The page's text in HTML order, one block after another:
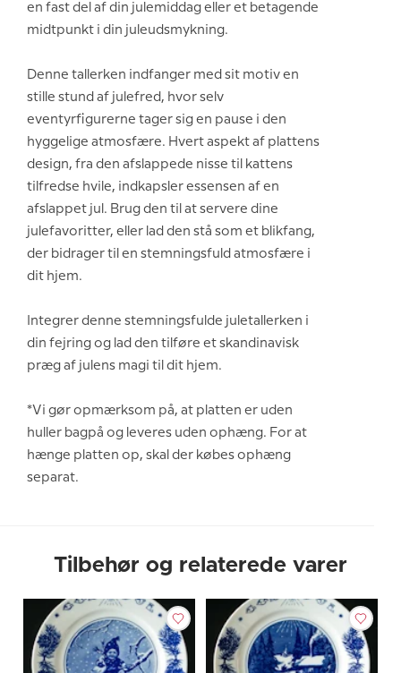
en fast del af din julemiddag eller et betagende
midtpunkt i din juleudsmykning.
Denne tallerken indfanger med sit motiv en
stille stund af julefred, hvor selv
eventyrfigurerne tager sig en pause i den
hyggelige atmosfære. Hvert aspekt af plattens
design, fra den afslappede nisse til kattens
tilfredse hvile, indkapsler essensen af en
afslappet jul. Brug den til at servere dine
julefavoritter, eller lad den stå som et blikfang,
der bidrager til en stemningsfuld atmosfære i
dit hjem.
Integrer denne stemningsfulde juletallerken i
din fejring og lad den tilføre et skandinavisk
præg af julens magi til dit hjem.
*Vi gør opmærksom på, at platten er uden
huller bagpå og leveres uden ophæng. For at
hænge platten op, skal der købes ophæng
separat.
Tilbehør og relaterede varer